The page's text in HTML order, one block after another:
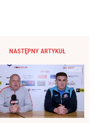
NASTĘPNY ARTYKUŁ